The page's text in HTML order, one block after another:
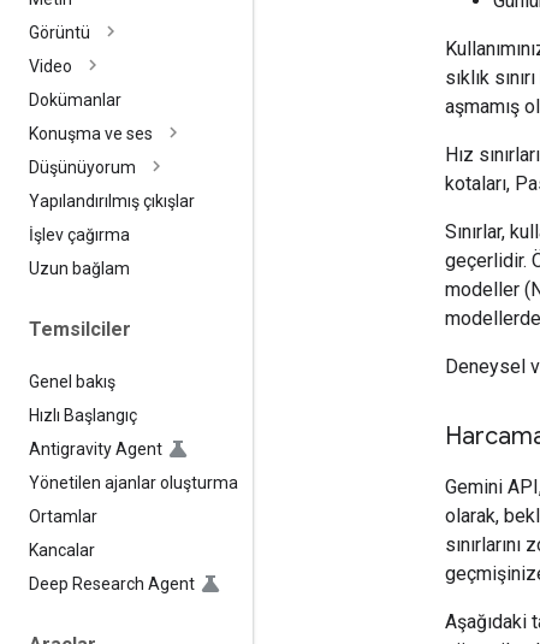
Görüntü
Video
Dokümanlar
Konuşma ve ses
Düşünüyorum
Yapılandırılmış çıkışlar
İşlev çağırma
Uzun bağlam
Temsilciler
Genel bakış
Hızlı Başlangıç
Antigravity Agent
Yönetilen ajanlar oluşturma
Ortamlar
Kancalar
Deep Research Agent
sıklık
aşmamış
Hız
kotaları,
Sınırlar,
geçerlidir.
modeller
modellerde
Deneysel
Gemini
olarak,
Aşağıdaki